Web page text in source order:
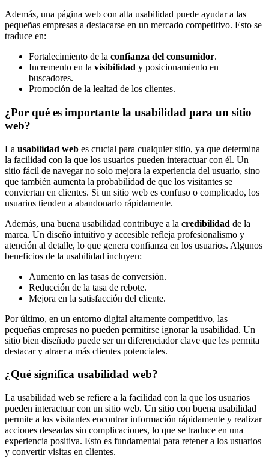
Además, una página web con alta usabilidad puede ayudar a las
pequeñas empresas a destacarse en un mercado competitivo. Esto se
traduce en:
Fortalecimiento de la confianza del consumidor.
Incremento en la visibilidad y posicionamiento en
buscadores.
Promoción de la lealtad de los clientes.
¿Por qué es importante la usabilidad para un sitio
web?
La usabilidad web es crucial para cualquier sitio, ya que determina
la facilidad con la que los usuarios pueden interactuar con él. Un
sitio fácil de navegar no solo mejora la experiencia del usuario, sino
que también aumenta la probabilidad de que los visitantes se
conviertan en clientes. Si un sitio web es confuso o complicado, los
usuarios tienden a abandonarlo rápidamente.
Además, una buena usabilidad contribuye a la credibilidad de la
marca. Un diseño intuitivo y accesible refleja profesionalismo y
atención al detalle, lo que genera confianza en los usuarios. Algunos
beneficios de la usabilidad incluyen:
Aumento en las tasas de conversión.
Reducción de la tasa de rebote.
Mejora en la satisfacción del cliente.
Por último, en un entorno digital altamente competitivo, las
pequeñas empresas no pueden permitirse ignorar la usabilidad. Un
sitio bien diseñado puede ser un diferenciador clave que les permita
destacar y atraer a más clientes potenciales.
¿Qué significa usabilidad web?
La usabilidad web se refiere a la facilidad con la que los usuarios
pueden interactuar con un sitio web. Un sitio con buena usabilidad
permite a los visitantes encontrar información rápidamente y realizar
acciones deseadas sin complicaciones, lo que se traduce en una
experiencia positiva. Esto es fundamental para retener a los usuarios
y convertir visitas en clientes.